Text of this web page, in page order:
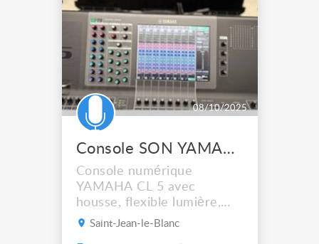
08/10/2025
Console SON YAMAHA CL5 box
Console numérique
YAMAHA CL 5 avec
housse, flexible lumière,
flight case RYTHMES &
Saint-Jean-le-Blanc